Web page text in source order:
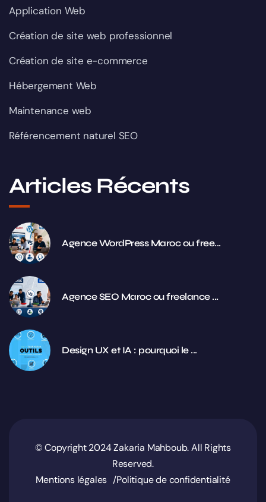
Application Web
Création de site web professionnel
Création de site e-commerce
Hébergement Web
Maintenance web
Référencement naturel SEO
Articles Récents
Agence WordPress Maroc ou free...
Agence SEO Maroc ou freelance ...
Design UX et IA : pourquoi le ...
© Copyright 2024 Zakaria Mahboub. All Rights
Reserved.
Mentions légales
Politique de confidentialité